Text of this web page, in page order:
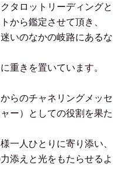
タロットリーディングと
から鑑定させて頂き、
いのなかの岐路にあるな
重きを置いています。
らのチャネリングメッセ
ー）としての役割を果た
一人ひとりに寄り添い、
添えと光をもたらせるよ